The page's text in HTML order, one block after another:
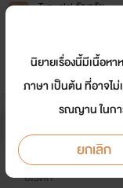
Tunwalai ธัญวลัย
หน้าแรก นิยาย
ชู้รักลวง
นักเขียน: ร่ายลีลา
อีโรติก
นิยายเรื่องนี้มีเนื้อห
ภาษา เป็นต้น ที่อาจไ
รณญาน ในกา
ยกเลิก